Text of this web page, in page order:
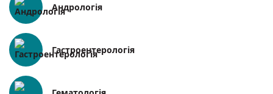
Андрологія
Гастроентерологія